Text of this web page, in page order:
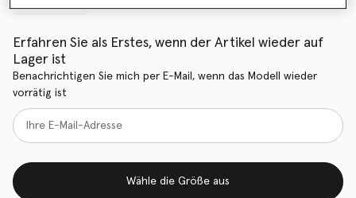
Größentabelle
Erfahren Sie als Erstes, wenn der Artikel wieder auf
Lager ist
Benachrichtigen Sie mich per E-Mail, wenn das Modell wieder
vorrätig ist
Wähle die Größe aus